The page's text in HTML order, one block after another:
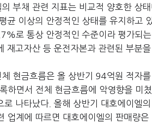
부채 관련 지표는 비교적 양호한 상
균 이상의 안정적인 상태를 유지하고
로 통상 안정적인 수준이라 평가되
재고자산 등 운전자본과 관련된 부분
체 현금흐름은 올 상반기 94억원 적자
하면서 전체 현금흐름에 악영향을 미
로 나타났다. 올해 상반기 대호에이엘
업계에 따르면 대호에이엘의 판매량